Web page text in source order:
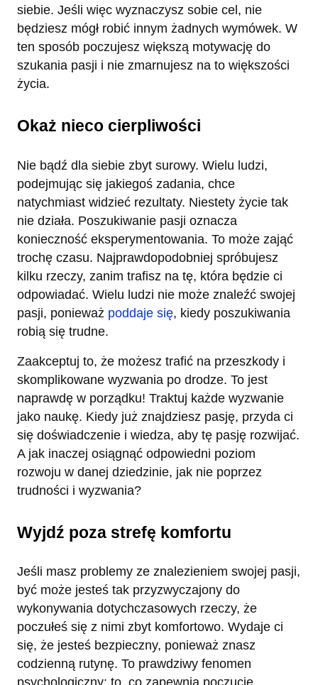
siebie. Jeśli więc wyznaczysz sobie cel, nie
będziesz mógł robić innym żadnych wymówek. W
ten sposób poczujesz większą motywację do
szukania pasji i nie zmarnujesz na to większości
życia.
Okaż nieco cierpliwości
Nie bądź dla siebie zbyt surowy. Wielu ludzi,
podejmując się jakiegoś zadania, chce
natychmiast widzieć rezultaty. Niestety życie tak
nie działa. Poszukiwanie pasji oznacza
konieczność eksperymentowania. To może zająć
trochę czasu. Najprawdopodobniej spróbujesz
kilku rzeczy, zanim trafisz na tę, która będzie ci
odpowiadać. Wielu ludzi nie może znaleźć swojej
pasji, ponieważ poddaje się, kiedy poszukiwania
robią się trudne.
Zaakceptuj to, że możesz trafić na przeszkody i
skomplikowane wyzwania po drodze. To jest
naprawdę w porządku! Traktuj każde wyzwanie
jako naukę. Kiedy już znajdziesz pasję, przyda ci
się doświadczenie i wiedza, aby tę pasję rozwijać.
A jak inaczej osiągnąć odpowiedni poziom
rozwoju w danej dziedzinie, jak nie poprzez
trudności i wyzwania?
Wyjdź poza strefę komfortu
Jeśli masz problemy ze znalezieniem swojej pasji,
być może jesteś tak przyzwyczajony do
wykonywania dotychczasowych rzeczy, że
poczułeś się z nimi zbyt komfortowo. Wydaje ci
się, że jesteś bezpieczny, ponieważ znasz
codzienną rutynę. To prawdziwy fenomen